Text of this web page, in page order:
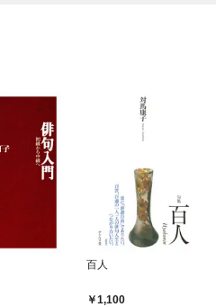
百人
1,100